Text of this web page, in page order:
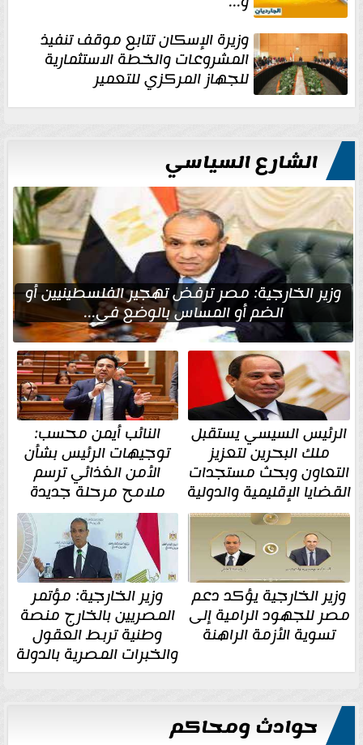
وزيرة الإسكان تتابع موقف تنفيذ
المشروعات والخطة الاستثمارية
للجهاز المركزي للتعمير
الشارع السياسي
وزير الخارجية: مصر ترفض تهجير الفلسطينيين أو
الضم أو المساس بالوضع في...
الرئيس السيسي يستقبل
ملك البحرين لتعزيز
التعاون وبحث مستجدات
القضايا الإقليمية والدولية
النائب أيمن محسب:
توجيهات الرئيس بشأن
الأمن الغذائي ترسم
ملامح مرحلة جديدة
وزير الخارجية يؤكد دعم
مصر للجهود الرامية إلى
تسوية الأزمة الراهنة
وزير الخارجية: مؤتمر
المصريين بالخارج منصة
وطنية تربط العقول
والخبرات المصرية بالدولة
حوادث ومحاكم